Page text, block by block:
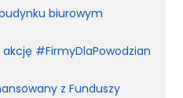
biurowym
akcję #FirmyDlaPowodzian
z Funduszy